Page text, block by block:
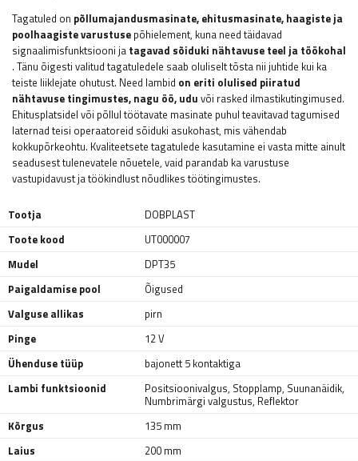
Tagatuled on põllumajandusmasinate, ehitusmasinate, haagiste ja
poolhaagiste varustuse põhielement, kuna need täidavad
signaalimisfunktsiooni ja tagavad sõiduki nähtavuse teel ja töökohal
. Tänu õigesti valitud tagatuledele saab oluliselt tõsta nii juhtide kui ka
teiste liiklejate ohutust. Need lambid on eriti olulised piiratud
nähtavuse tingimustes, nagu öö, udu või rasked ilmastikutingimused.
Ehitusplatsidel või põllul töötavate masinate puhul teavitavad tagumised
laternad teisi operaatoreid sõiduki asukohast, mis vähendab
kokkupõrkeohtu. Kvaliteetsete tagatulede kasutamine ei vasta mitte ainult
seadusest tulenevatele nõuetele, vaid parandab ka varustuse
vastupidavust ja töökindlust nõudlikes töötingimustes.
Tootja
DOBPLAST
Toote kood
UT000007
Mudel
DPT35
Paigaldamise pool
Õigused
Valguse allikas
pirn
Pinge
12 V
Ühenduse tüüp
bajonett 5 kontaktiga
Lambi funktsioonid
Positsioonivalgus, Stopplamp, Suunanäidik,
Numbrimärgi valgustus, Reflektor
Kõrgus
135 mm
Laius
200 mm